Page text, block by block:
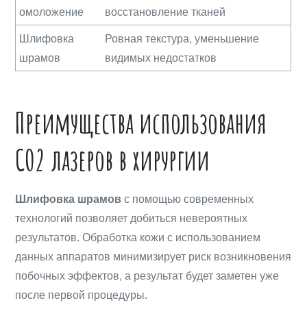
омоложение
восстановление тканей
Шлифовка
шрамов
Ровная текстура, уменьшение
видимых недостатков
Преимущества использования
CO2 лазеров в хирургии
Шлифовка шрамов с помощью современных
технологий позволяет добиться невероятных
результатов. Обработка кожи с использованием
данных аппаратов минимизирует риск возникновения
побочных эффектов, а результат будет заметен уже
после первой процедуры.